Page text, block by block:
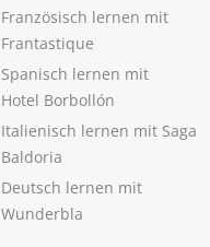
Französisch lernen mit
Frantastique
Spanisch lernen mit
Hotel Borbollón
Italienisch lernen mit Saga
Baldoria
Deutsch lernen mit
Wunderbla